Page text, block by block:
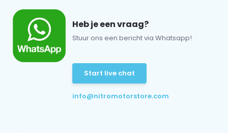
Heb je een vraag?
Stuur ons een bericht via Whatsapp!
Start live chat
info@nitromotorstore.com